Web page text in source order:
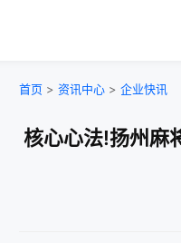
首页 > 资讯中心 > 企业快讯
核心心法!扬州麻